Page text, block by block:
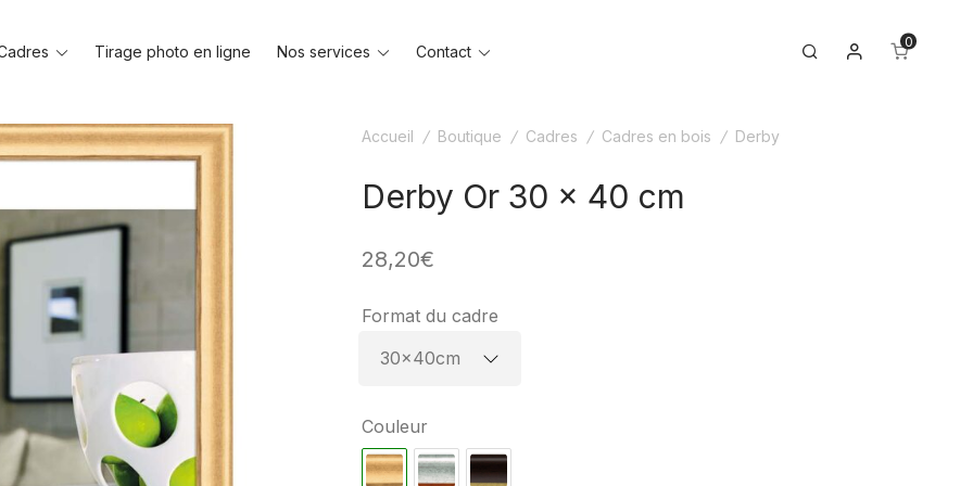
ToggleTirage photo en ligne Nos services
ToggleContact
Toggle
Search Mon compte
0
Accueil / Boutique / Cadres / Cadres en bois / Derby
Derby Or 30 x 40 cm
28,20€
Format du cadre
Couleur